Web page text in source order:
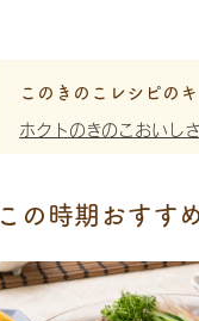
このきのこレシピの
ホクトのきのこおいし
この時期おすす